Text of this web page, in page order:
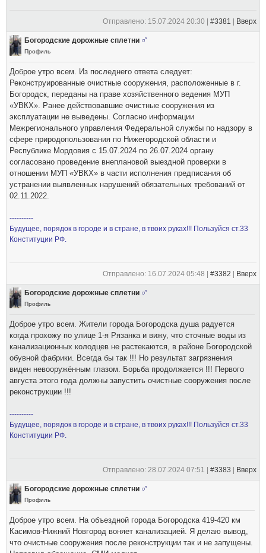
Отправлено: 15.07.2024 20:30 | #3381 Вверх
Богородские дорожные сплетни
Профиль
Доброе утро всем. Из последнего ответа следует:
Реконструированные очистные сооружения, расположенные в г.
Богородск, переданы на праве хозяйственного ведения МУП
«УВКХ». Ранее действовавшие очистные сооружения из
эксплуатации не выведены. Согласно информации
Межрегионального управления Федеральной службы по надзору в
сфере природопользования по Нижегородской области и
Республике Мордовия с 15.07.2024 по 26.07.2024 органу
согласовано проведение внеплановой выездной проверки в
отношении МУП «УВКХ» в части исполнения предписания об
устранении выявленных нарушений обязательных требований от
02.11.2022.
----------
Будущее, порядок в городе и в стране, в твоих руках!!! Пользуйся ст.33
Конституции РФ.
Отправлено: 16.07.2024 05:48 | #3382 Вверх
Богородские дорожные сплетни
Профиль
Доброе утро всем. Жители города Богородска душа радуется
когда прохожу по улице 1-я Рязанка и вижу, что сточные воды из
канализационных колодцев не растекаются, в районе Богородской
обувной фабрики. Всегда бы так !!! Но результат загрязнения
виден невооружённым глазом. Борьба продолжается !!! Первого
августа этого года должны запустить очистные сооружения после
реконструкции !!!
----------
Будущее, порядок в городе и в стране, в твоих руках!!! Пользуйся ст.33
Конституции РФ.
Отправлено: 28.07.2024 07:51 | #3383 Вверх
Богородские дорожные сплетни
Профиль
Доброе утро всем. На объездной города Богородска 419-420 км
Касимов-Нижний Новгород воняет канализацией. Я делаю вывод,
что очистные сооружения после реконструкции так и не запущены.